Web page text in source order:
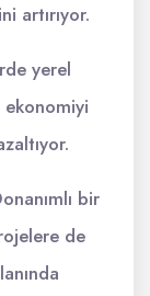
artırıyor.
yerel
bir
de